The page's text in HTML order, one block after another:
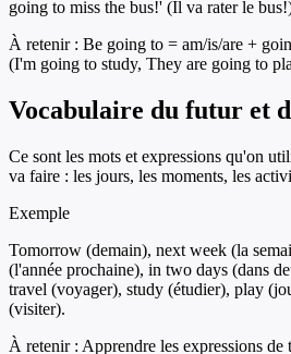
going to miss the bus!' (Il va rater le
À retenir : Be going to = am/is/are +
(I'm going to study, They are going to
Vocabulaire du futur et
Ce sont les mots et expressions qu'on
va faire : les jours, les moments, les
Exemple
Tomorrow (demain), next week (la
(l'année prochaine), in two days (dans
travel (voyager), study (étudier), play
(visiter).
À retenir : Apprendre les expressions